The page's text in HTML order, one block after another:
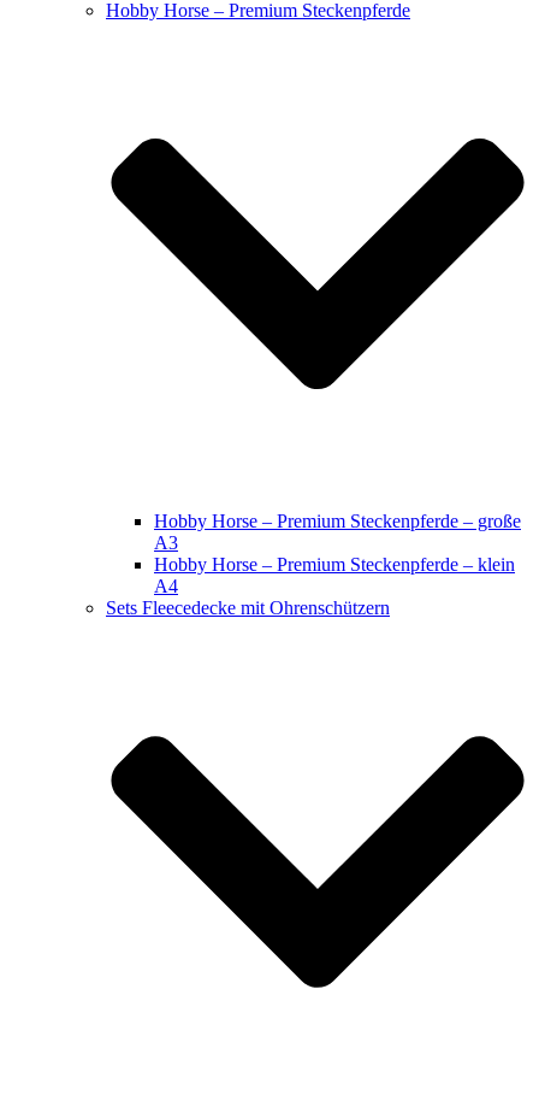
Hobby Horse – Premium Steckenpferde
Hobby Horse – Premium Steckenpferde – große
A3
Hobby Horse – Premium Steckenpferde – klein
A4
Sets Fleecedecke mit Ohrenschützern